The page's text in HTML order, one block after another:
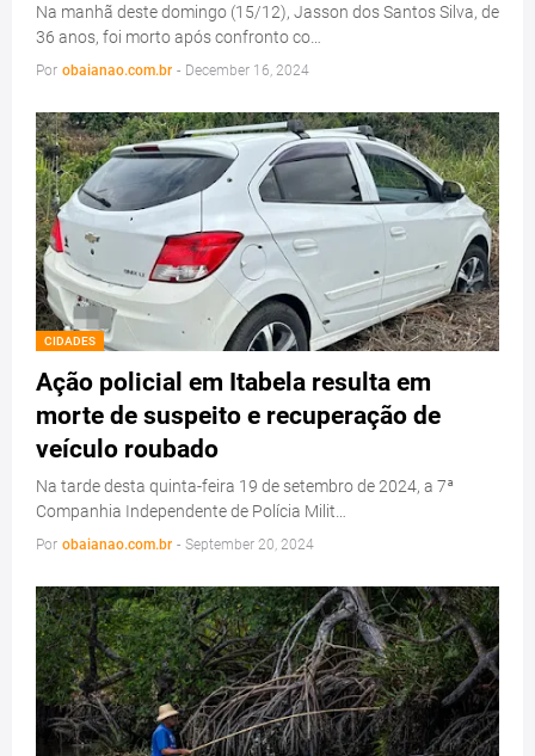
Na manhã deste domingo (15/12), Jasson dos Santos Silva, de
36 anos, foi morto após confronto co…
Por obaianao.com.br - December 16, 2024
CIDADES
Ação policial em Itabela resulta em
morte de suspeito e recuperação de
veículo roubado
Na tarde desta quinta-feira 19 de setembro de 2024, a 7ª
Companhia Independente de Polícia Milit…
Por obaianao.com.br - September 20, 2024